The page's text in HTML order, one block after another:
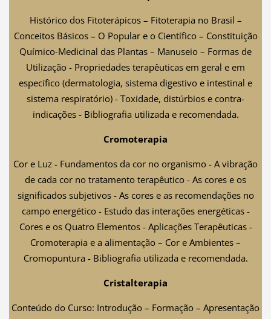
Histórico dos Fitoterápicos – Fitoterapia no Brasil –
Conceitos Básicos – O Popular e o Científico – Constituição
Químico-Medicinal das Plantas – Manuseio – Formas de
Utilização - Propriedades terapêuticas em geral e em
específico (dermatologia, sistema digestivo e intestinal e
sistema respiratório) - Toxidade, distúrbios e contra-
indicações - Bibliografia utilizada e recomendada.
Cromoterapia
Cor e Luz - Fundamentos da cor no organismo - A vibração
de cada cor no tratamento terapêutico - As cores e os
significados subjetivos - As cores e as recomendações no
campo energético - Estudo das interações energéticas -
Cores e os Quatro Elementos - Aplicações Terapêuticas -
Cromoterapia e a alimentação – Cor e Ambientes –
Cromopuntura - Bibliografia utilizada e recomendada.
Cristalterapia
Conteúdo do Curso: Introdução – Formação – Apresentação